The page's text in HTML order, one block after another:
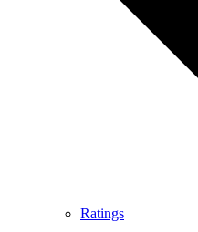
Ratings